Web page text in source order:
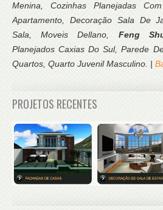
Menina, Cozinhas Planejadas
Apartamento, Decoração Sala De
Sala, Moveis Dellano, Feng
Planejados Caxias Do Sul, Parede
Quartos, Quarto Juvenil Masculino. |
PROJETOS RECENTES